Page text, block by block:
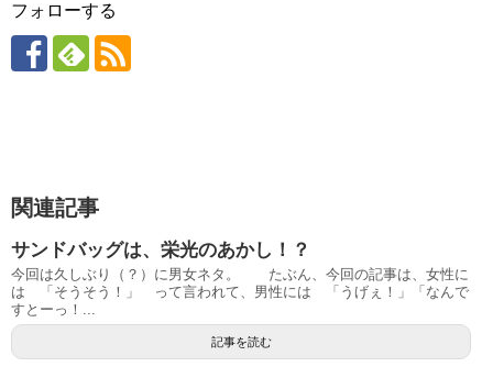
フォローする
関連記事
サンドバッグは、栄光のあかし！？
今回は久しぶり（？）に男女ネタ。 たぶん、今回の記事は、女性に
は 「そうそう！」 って言われて、男性には 「うげぇ！」「なんで
すとーっ！...
記事を読む